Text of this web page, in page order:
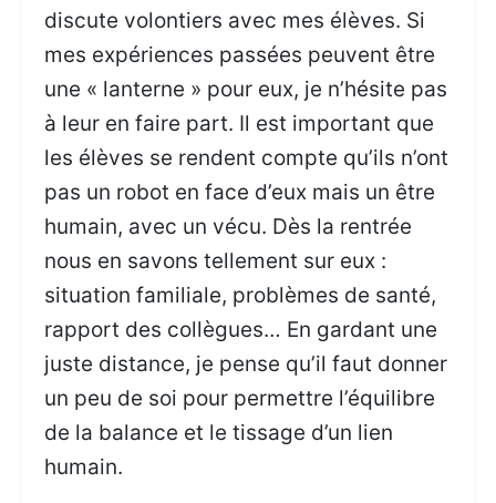
discute volontiers avec mes élèves. Si
mes expériences passées peuvent être
une « lanterne » pour eux, je n’hésite pas
à leur en faire part. Il est important que
les élèves se rendent compte qu’ils n’ont
pas un robot en face d’eux mais un être
humain, avec un vécu. Dès la rentrée
nous en savons tellement sur eux :
situation familiale, problèmes de santé,
rapport des collègues… En gardant une
juste distance, je pense qu’il faut donner
un peu de soi pour permettre l’équilibre
de la balance et le tissage d’un lien
humain.